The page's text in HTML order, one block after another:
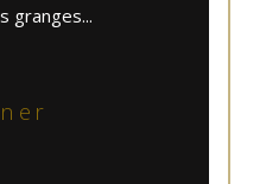
granges...